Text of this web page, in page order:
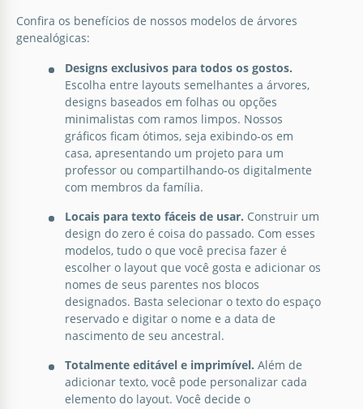
Quadro de Árvore Genealógica de Fãs 6
Geração Modelo
Gráfico Simples de Árvore Genealógica
Google Slides
Google Slides
Confira os benefícios de nossos modelos de árvores
genealógicas:
Designs exclusivos para todos os gostos.
Escolha entre layouts semelhantes a árvores,
designs baseados em folhas ou opções
minimalistas com ramos limpos. Nossos
gráficos ficam ótimos, seja exibindo-os em
casa, apresentando um projeto para um
professor ou compartilhando-os digitalmente
com membros da família.
Locais para texto fáceis de usar. Construir um
design do zero é coisa do passado. Com esses
modelos, tudo o que você precisa fazer é
escolher o layout que você gosta e adicionar os
nomes de seus parentes nos blocos
designados. Basta selecionar o texto do espaço
reservado e digitar o nome e a data de
nascimento de seu ancestral.
Totalmente editável e imprimível. Além de
adicionar texto, você pode personalizar cada
elemento do layout. Você decide o